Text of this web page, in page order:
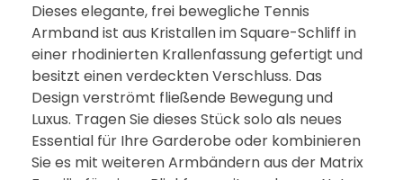
Dieses elegante, frei bewegliche Tennis
Armband ist aus Kristallen im Square-Schliff in
einer rhodinierten Krallenfassung gefertigt und
besitzt einen verdeckten Verschluss. Das
Design verströmt fließende Bewegung und
Luxus. Tragen Sie dieses Stück solo als neues
Essential für Ihre Garderobe oder kombinieren
Sie es mit weiteren Armbändern aus der Matrix